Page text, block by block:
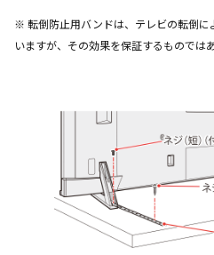
※ 転倒防止用バンドは、テレビの転倒に
いますが、その効果を保証するものでは